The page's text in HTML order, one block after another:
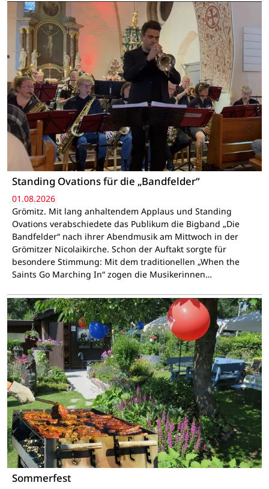
Standing Ovations für die „Bandfelder“
01.08.2026
Grömitz. Mit lang anhaltendem Applaus und Standing
Ovations verabschiedete das Publikum die Bigband „Die
Bandfelder“ nach ihrer Abendmusik am Mittwoch in der
Grömitzer Nicolaikirche. Schon der Auftakt sorgte für
besondere Stimmung: Mit dem traditionellen „When the
Saints Go Marching In“ zogen die Musikerinnen…
Sommerfest